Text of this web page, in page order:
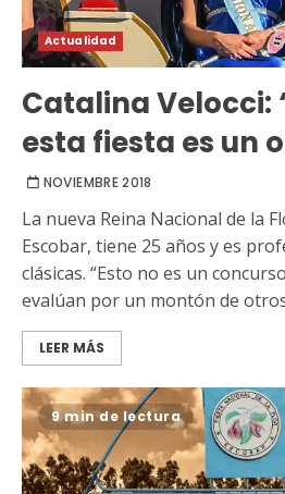
Actualidad
Catalina Velocci:
esta fiesta es un
NOVIEMBRE 2018
La nueva Reina Nacional de la
Escobar, tiene 25 años y es
clásicas. “Esto no es un
evalúan por un montón de
LEER MÁS
9 min de lectura